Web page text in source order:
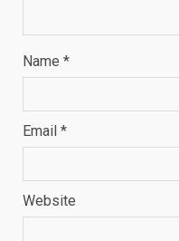
Name *
Email *
Website